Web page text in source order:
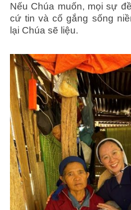
Nếu Chúa muốn, mọi sự
cứ tin và cố gắng sống
lại Chúa sẽ liệu.